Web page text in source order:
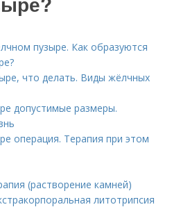
пузыре. Как образуются
что делать. Виды жёлчных
допустимые размеры.
операция. Терапия при этом
(растворение камней)
литотрипсия